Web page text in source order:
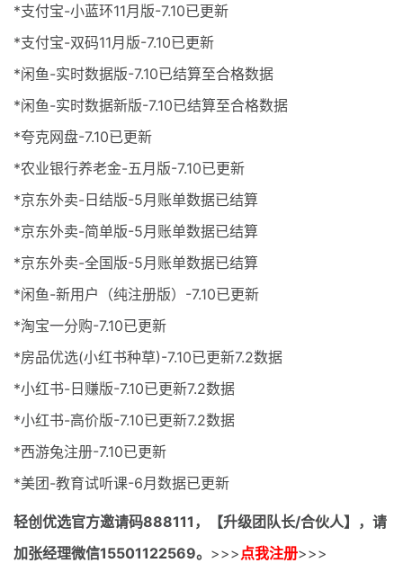
*支付宝-小蓝环11月版-7.10已更新
*支付宝-双码11月版-7.10已更新
*闲鱼-实时数据版-7.10已结算至合格数据
*闲鱼-实时数据新版-7.10已结算至合格数据
*夸克网盘-7.10已更新
*农业银行养老金-五月版-7.10已更新
*京东外卖-日结版-5月账单数据已结算
*京东外卖-简单版-5月账单数据已结算
*京东外卖-全国版-5月账单数据已结算
*闲鱼-新用户（纯注册版）-7.10已更新
*淘宝一分购-7.10已更新
*房品优选(小红书种草)-7.10已更新7.2数据
*小红书-日赚版-7.10已更新7.2数据
*小红书-高价版-7.10已更新7.2数据
*西游兔注册-7.10已更新
*美团-教育试听课-6月数据已更新
轻创优选官方邀请码888111，【升级团队长/合伙人】，请
加张经理微信15501122569。 >>> 点我注册>>>